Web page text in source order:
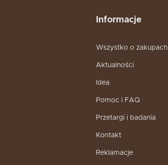
Informacje
Wszystko o zakupach
Aktualności
Idea
Pomoc i FAQ
Przetargi i badania
Kontakt
Reklamacje